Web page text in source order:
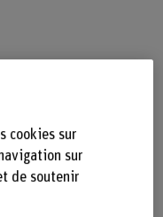
à la
présent,
en
cookies sur
sur
de soutenir